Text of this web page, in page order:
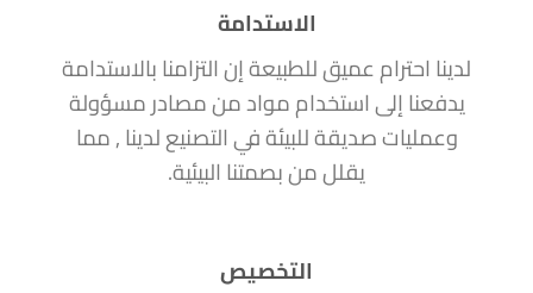
الاستدامة
لدينا احترام عميق للطبيعة إن التزامنا بالاستدامة
يدفعنا إلى استخدام مواد من مصادر مسؤولة
وعمليات صديقة للبيئة في التصنيع لدينا , مما
يقلل من بصمتنا البيئية.
التخصيص